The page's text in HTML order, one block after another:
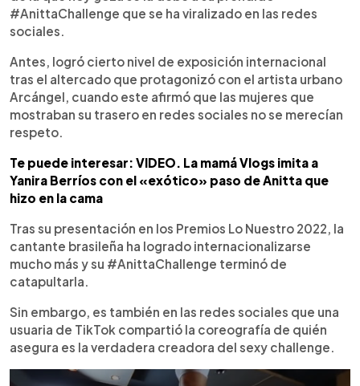
#AnittaChallenge que se ha viralizado en las redes
sociales.
Antes, logró cierto nivel de exposición internacional
tras el altercado que protagonizó con el artista urbano
Arcángel, cuando este afirmó que las mujeres que
mostraban su trasero en redes sociales no se merecían
respeto.
Te puede interesar: VIDEO. La mamá Vlogs imita a
Yanira Berríos con el «exótico» paso de Anitta que
hizo en la cama
Tras su presentación en los Premios Lo Nuestro 2022, la
cantante brasileña ha logrado internacionalizarse
mucho más y su #AnittaChallenge terminó de
catapultarla.
Sin embargo, es también en las redes sociales que una
usuaria de TikTok compartió la coreografía de quién
asegura es la verdadera creadora del sexy challenge.